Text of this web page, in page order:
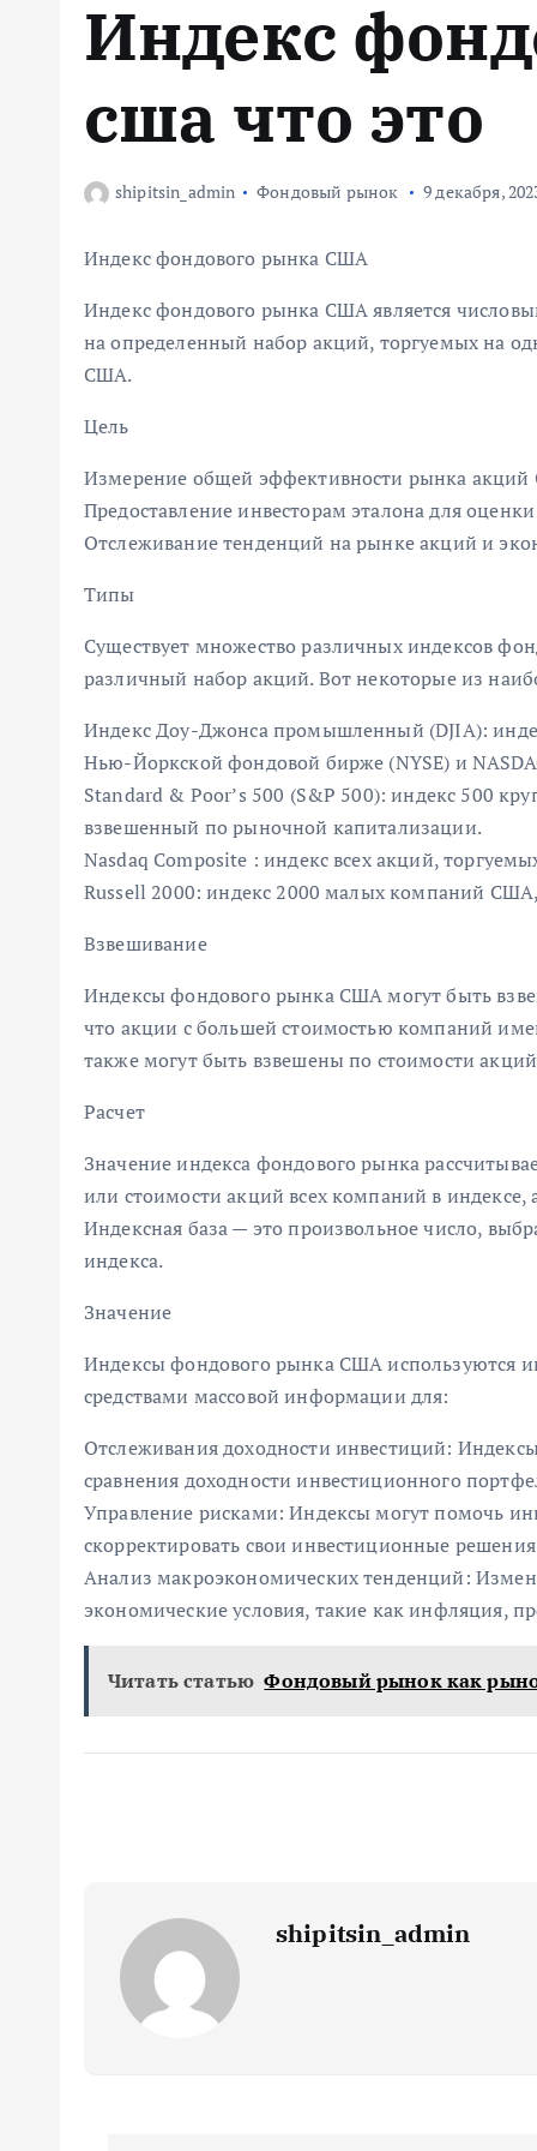
Индекс
сша что это
shipitsin_admin Фондовый рынок 9 декабря,
Индекс фондового рынка США
Индекс фондового рынка США является
на определенный набор акций, торгуемых на
США.
Цель
Измерение общей эффективности рынка
Предоставление инвесторам эталона для
Отслеживание тенденций на рынке акций и
Типы
Существует множество различных индексов
различный набор акций. Вот некоторые из
Индекс Доу-Джонса промышленный (DJIA):
Нью-Йоркской фондовой бирже (NYSE) и
Standard & Poor’s 500 (S&P 500): индекс 500
взвешенный по рыночной капитализации.
Nasdaq Composite : индекс всех акций,
Russell 2000: индекс 2000 малых компаний
Взвешивание
Индексы фондового рынка США могут быть
что акции с большей стоимостью компаний
также могут быть взвешены по стоимости
Расчет
Значение индекса фондового рынка
или стоимости акций всех компаний в индексе,
Индексная база — это произвольное число,
индекса.
Значение
Индексы фондового рынка США используются
средствами массовой информации для:
Отслеживания доходности инвестиций:
сравнения доходности инвестиционного
Управление рисками: Индексы могут помочь
скорректировать свои инвестиционные решения
Анализ макроэкономических тенденций:
экономические условия, такие как инфляция,
Читать статью Фондовый рынок как
shipitsin_admin